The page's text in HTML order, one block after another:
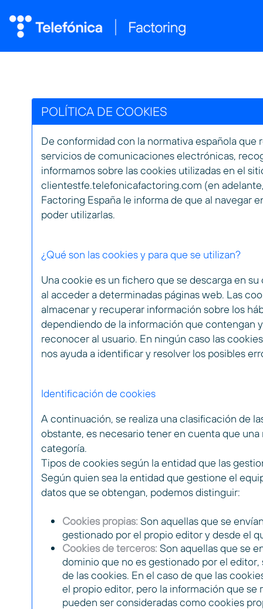
POLÍTICA DE COOKIES
De conformidad con la normativa española
servicios de comunicaciones electrónicas,
informamos sobre las cookies utilizadas en el
clientestfe.telefonicafactoring.com (en
Factoring España le informa de que al navegar
poder utilizarlas.
¿Qué son las cookies y para que se utilizan?
Una cookie es un fichero que se descarga en
al acceder a determinadas páginas web. Las
almacenar y recuperar información sobre los
dependiendo de la información que contengan
reconocer al usuario. En ningún caso las
nos ayuda a identificar y resolver los posibles
Identificación de cookies
A continuación, se realiza una clasificación de
obstante, es necesario tener en cuenta que
categoría.
Tipos de cookies según la entidad que las
Según quien sea la entidad que gestione el
datos que se obtengan, podemos distinguir:
Cookies propias: Son aquellas que se
gestionado por el propio editor y desde el
Cookies de terceros: Son aquellas que se
dominio que no es gestionado por el
de las cookies. En el caso de que las
el propio editor, pero la información que
pueden ser consideradas como cookies